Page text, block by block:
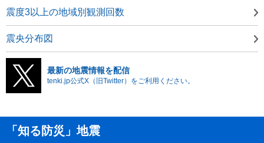
震度3以上の地域別観測回数
震央分布図
最新の地震情報を配信
tenki.jp公式X（旧Twitter）をご利用ください。
「知る防災」地震